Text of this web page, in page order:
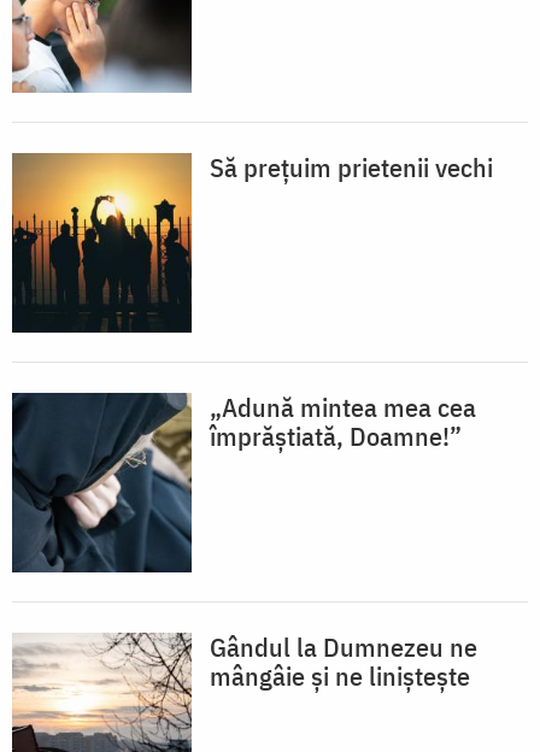
Să prețuim prietenii vechi
„Adună mintea mea cea
împrăștiată, Doamne!”
Gândul la Dumnezeu ne
mângâie și ne liniștește